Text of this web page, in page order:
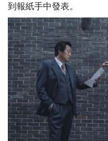
到報紙手中發表。